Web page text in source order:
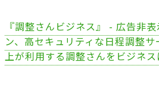
『調整さんビジネス』 - 広告非
ン、高セキュリティな日程調整
上が利用する調整さんをビジネス